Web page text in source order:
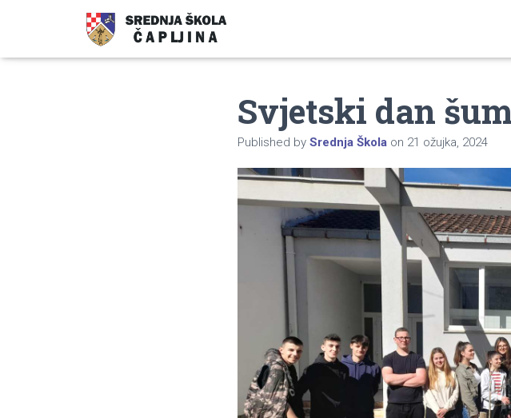
Svjetski dan
Published by Srednja Škola on 21 ožujka, 2024